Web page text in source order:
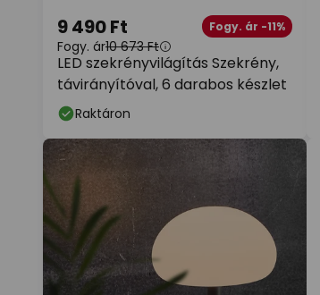
LED szekrényvilágítás Szekrény,
távirányítóval, 6 darabos készlet
9 490 Ft Fogy. ár -11%
Fogy. ár10 673 Ft
Raktáron